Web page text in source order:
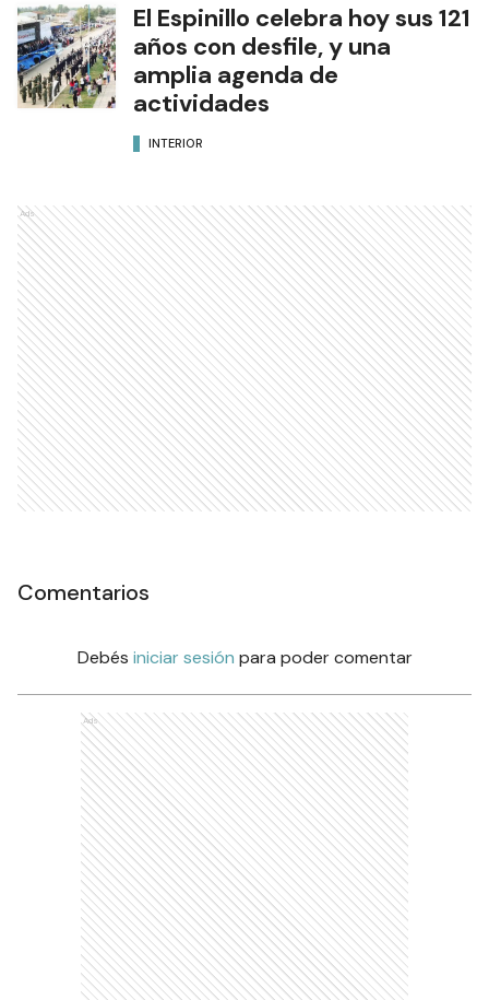
El Espinillo celebra hoy sus 121
años con desfile, y una
amplia agenda de
actividades
INTERIOR
Ads
Comentarios
Debés iniciar sesión para poder comentar
Ads